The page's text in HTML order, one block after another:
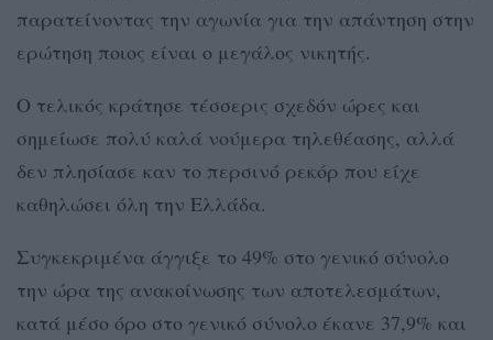
παρατείνοντας την αγωνία για την απάντηση στην
ερώτηση ποιος είναι ο μεγάλος νικητής.
Ο τελικός κράτησε τέσσερις σχεδόν ώρες και
σημείωσε πολύ καλά νούμερα τηλεθέασης, αλλά
δεν πλησίασε καν το περσινό ρεκόρ που είχε
καθηλώσει όλη την Ελλάδα.
Συγκεκριμένα άγγιξε το 49% στο γενικό σύνολο
την ώρα της ανακοίνωσης των αποτελεσμάτων,
κατά μέσο όρο στο γενικό σύνολο έκανε 37,9% και